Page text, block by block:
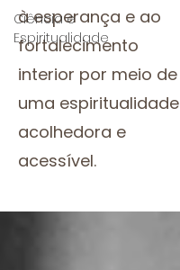
Ciência e
Espiritualidade
à esperança e ao
fortalecimento
interior por meio de
uma espiritualidade
acolhedora e
acessível.